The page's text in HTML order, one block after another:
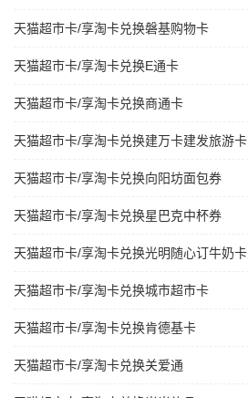
天猫超市卡/享淘卡兑换磐基购物卡
天猫超市卡/享淘卡兑换E通卡
天猫超市卡/享淘卡兑换商通卡
天猫超市卡/享淘卡兑换建万卡建发旅游卡
天猫超市卡/享淘卡兑换向阳坊面包券
天猫超市卡/享淘卡兑换星巴克中杯券
天猫超市卡/享淘卡兑换光明随心订牛奶卡
天猫超市卡/享淘卡兑换城市超市卡
天猫超市卡/享淘卡兑换肯德基卡
天猫超市卡/享淘卡兑换关爱通